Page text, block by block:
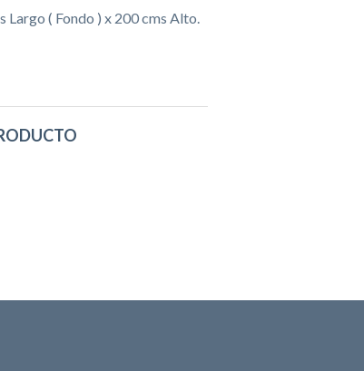
Largo ( Fondo ) x 200 cms Alto.